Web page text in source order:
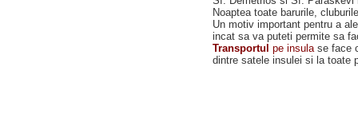
Noaptea toate barurile,
Un motiv important pentru a
incat sa va puteti permite sa
Transportul pe insulase face
dintre satele insulei si la toate